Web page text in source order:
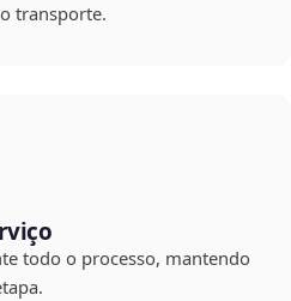
transporte.
todo o processo, mantendo